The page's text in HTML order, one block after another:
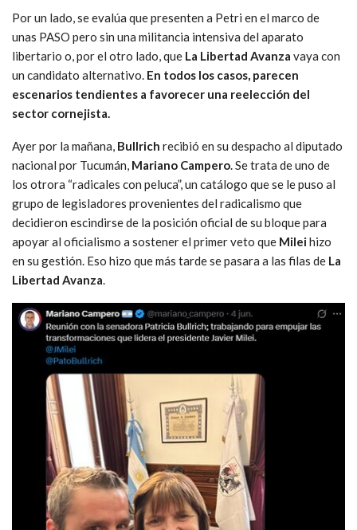
Por un lado, se evalúa que presenten a Petri en el marco de
unas PASO pero sin una militancia intensiva del aparato
libertario o, por el otro lado, que La Libertad Avanza vaya con
un candidato alternativo. En todos los casos, parecen
escenarios tendientes a favorecer una reelección del
sector cornejista.
Ayer por la mañana, Bullrich recibió en su despacho al diputado
nacional por Tucumán, Mariano Campero . Se trata de uno de
los otrora “radicales con peluca”, un catálogo que se le puso al
grupo de legisladores provenientes del radicalismo que
decidieron escindirse de la posición oficial de su bloque para
apoyar al oficialismo a sostener el primer veto que Mileihizo
en su gestión. Eso hizo que más tarde se pasara a las filas de La
Libertad Avanza